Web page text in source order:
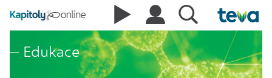
Edukace